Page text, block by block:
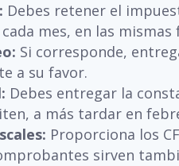
Debes retener el
mes, en las
Si corresponde,
a su favor.
Debes entregar la
a más tardar en
Proporciona los
sirven